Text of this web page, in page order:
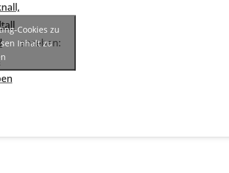
ansehen:
Cookies zu
Inhalt zu